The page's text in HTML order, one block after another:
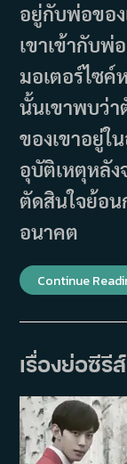
อยู่กับพ่อของ
เขาเข้ากับพ่
มอเตอร์ไซค์
นั้นเขาพบว่า
ของเขาอยู่ใ
อุบัติเหตุหลั
ตัดสินใจย้อน
อนาคต
Continue
เรื่องย่อซีรี